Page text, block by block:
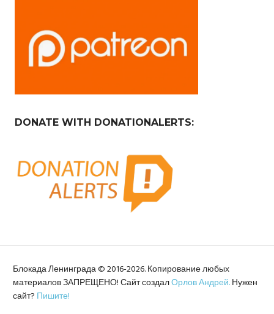
DONATE WITH DONATIONALERTS:
Блокада Ленинграда © 2016-2026. Копирование любых
материалов ЗАПРЕЩЕНО! Сайт создалОрлов Андрей.Нужен
сайт? Пишите!